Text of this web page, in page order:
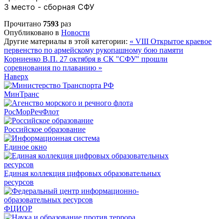
3 место - сборная СФУ
Прочитано 7593 раз
Опубликовано в Новости
Другие материалы в этой категории: « VIII Открытое краевое
первенство по армейскому рукопашному бою памяти
Корниенко В.П. 27 октября в СК "СФУ" прошли
соревнования по плаванию »
Наверх
МинТранс
РосМорРечФлот
Российское образование
Единое окно
Единая коллекция цифровых образовательных
ресурсов
ФЦИОР